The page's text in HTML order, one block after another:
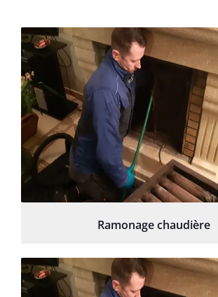
Ramonage chaudière